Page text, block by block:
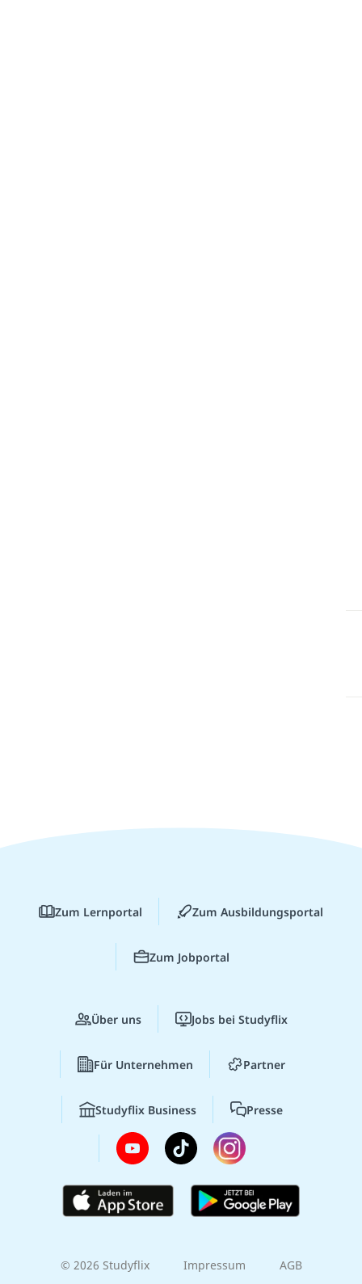
Zum Lernportal Zum Ausbildungsportal
Zum Jobportal
Über uns Jobs bei Studyflix
Für Unternehmen Partner
Studyflix Business Presse
© 2026 Studyflix Impressum AGB